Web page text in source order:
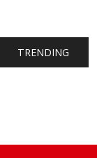
TRENDING